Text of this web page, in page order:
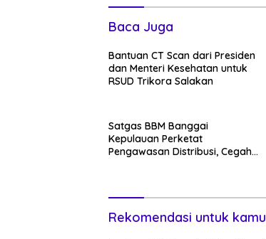
Baca Juga
Bantuan CT Scan dari Presiden
dan Menteri Kesehatan untuk
RSUD Trikora Salakan
Satgas BBM Banggai
Kepulauan Perketat
Pengawasan Distribusi, Cegah
Rekomendasi untuk kamu